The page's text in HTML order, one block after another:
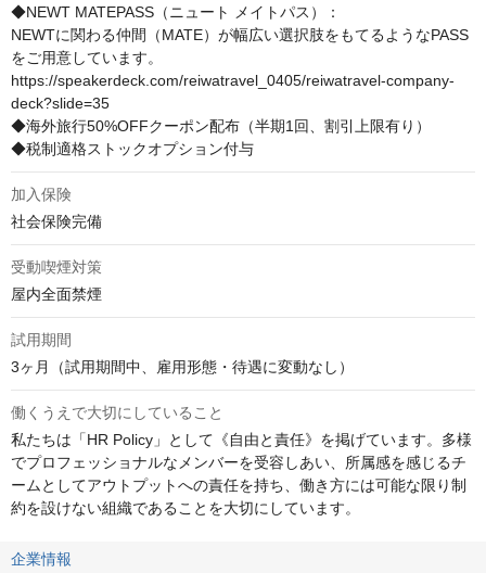
◆NEWT MATEPASS（ニュート メイトパス）：
NEWTに関わる仲間（MATE）が幅広い選択肢をもてるようなPASS
をご用意しています。
https://speakerdeck.com/reiwatravel_0405/reiwatravel-company-
deck?slide=35
◆海外旅行50%OFFクーポン配布（半期1回、割引上限有り）
◆税制適格ストックオプション付与
加入保険
社会保険完備
受動喫煙対策
屋内全面禁煙
試用期間
3ヶ月（試用期間中、雇用形態・待遇に変動なし）
働くうえで大切にしていること
私たちは「HR Policy」として《自由と責任》を掲げています。多様
でプロフェッショナルなメンバーを受容しあい、所属感を感じるチ
ームとしてアウトプットへの責任を持ち、働き方には可能な限り制
約を設けない組織であることを大切にしています。
企業情報